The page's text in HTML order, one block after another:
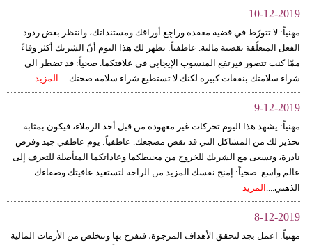
10-12-2019
مهنياً: لا تتورّط في قضية معقدة وراجِع أوراقك ومستنداتك، وانتظر بعض ردود
الفعل المتعلّقة بقضية مالية. عاطفياً: يظهر لك هذا اليوم أنّ الشريك أكثر وفاءً
ممّا كنت تتصور فيرتفع المنسوب الإيجابي في علاقتكما. صحياً: قد تضطر الى
شراء سلامتك بنفقات كبيرة لكنك لا تستطيع شراء سلامة صحتك .... المزيد
9-12-2019
مهنياً: يشهد هذا اليوم تحركات غير معهودة من قبل أحد الزملاء، فيكون بمثابة
تحذير لك من المشاكل التي قد تقض مضجعك. عاطفياً: يوم عاطفي جيد وفرص
نادرة، وتسعى مع الشريك للخروج من محيطكما وعاداتكما المتأصلة للتعرف إلى
عالم واسع. صحياً: إمنح نفسك المزيد من الراحة لتستعيد عافيتك وصفاءك
الذهني.... المزيد
8-12-2019
مهنياً: اعمل بجد لتحقق الأهداف المرجوة، فتفرح بها وتتخلص من الأزمات المالية